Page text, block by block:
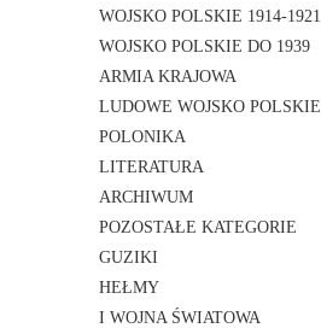
WOJSKO POLSKIE 1914-1921
WOJSKO POLSKIE DO 1939
ARMIA KRAJOWA
LUDOWE WOJSKO POLSKIE
POLONIKA
LITERATURA
ARCHIWUM
POZOSTAŁE KATEGORIE
GUZIKI
HEŁMY
I WOJNA ŚWIATOWA